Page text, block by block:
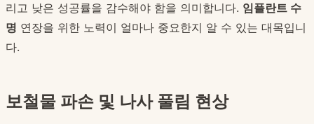
리고 낮은 성공률을 감수해야 함을 의미합니다. 임플란트 수
명 연장을 위한 노력이 얼마나 중요한지 알 수 있는 대목입니
다.
보철물 파손 및 나사 풀림 현상